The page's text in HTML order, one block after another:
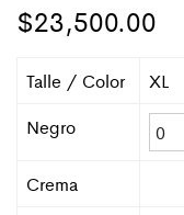
$23,500.00
Talle / Color XL
Negro
Crema